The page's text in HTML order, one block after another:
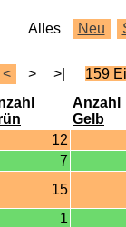
Alles Neu
< > >| 159
Anzahl
Gelb
12
7
15
1